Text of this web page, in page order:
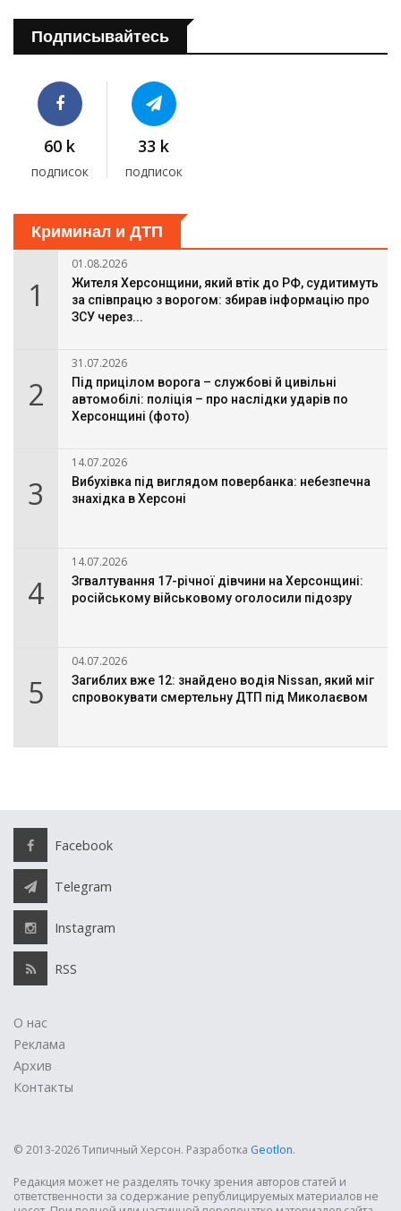
Подписывайтесь
60 k
подписок
33 k
подписок
Криминал и ДТП
1
01.08.2026
Жителя Херсонщини, який втік до РФ, судитимуть
за співпрацю з ворогом: збирав інформацію про
ЗСУ через...
2
31.07.2026
Під прицілом ворога – службові й цивільні
автомобілі: поліція – про наслідки ударів по
Херсонщині (фото)
3
14.07.2026
Вибухівка під виглядом повербанка: небезпечна
знахідка в Херсоні
4
14.07.2026
Згвалтування 17-річної дівчини на Херсонщині:
російському військовому оголосили підозру
5
04.07.2026
Загиблих вже 12: знайдено водія Nissan, який міг
спровокувати смертельну ДТП під Миколаєвом
Facebook
Telegram
Instagram
RSS
О нас
Реклама
Архив
Контакты
© 2013-2026 Типичный Херсон. Разработка Geotlon.
Редакция может не разделять точку зрения авторов статей и
ответственности за содержание републицируемых материалов не